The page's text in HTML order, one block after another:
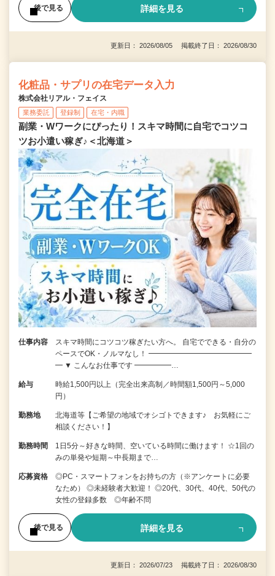
後で見る 詳細を見る
更新日： 2026/08/05 掲載終了日： 2026/08/30
化粧品・サプリの在宅データ入力
株式会社リアル・フェイス
業務委託 登録制 在宅・内職
副業・Wワークにぴったり！スキマ時間に自宅でコツコ
ツお小遣い稼ぎ♪＜北海道＞
仕事内容
スキマ時間にコツコツ稼ぎたい方へ。 自宅でできる・自分の
ペースでOK・ノルマなし！ ━━━━━━━━━━━━━━
━ ▼ こんなお仕事です ━━━━━…
給与
時給1,500円以上（完全出来高制／時間額1,500円～5,000
円）
勤務地
北海道等【ご希望の地域でオシゴトできます♪ お気軽にご
相談ください！】
勤務時間
1日5分～好きな時間、空いている時間に働けます！ ☆1回の
みの単発や短期～中長期まで…
応募資格
◎PC・スマートフォンをお持ちの方（※アンケートに必要
なため） ◎未経験者大歓迎！ ◎20代、30代、40代、50代の
女性の登録多数 ◎年齢不問
後で見る 詳細を見る
更新日： 2026/07/23 掲載終了日： 2026/08/30